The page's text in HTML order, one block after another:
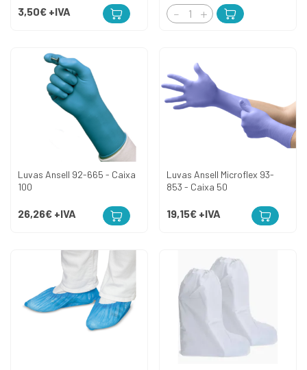
3,50€ +IVA
Luvas Ansell 92-665 - Caixa
100
26,26€ +IVA
Luvas Ansell Microflex 93-
853 - Caixa 50
19,15€ +IVA